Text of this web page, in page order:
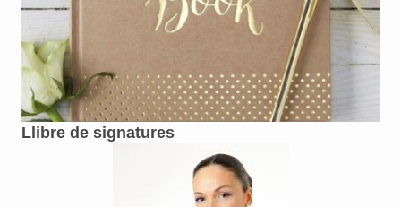
Llibre de signatures